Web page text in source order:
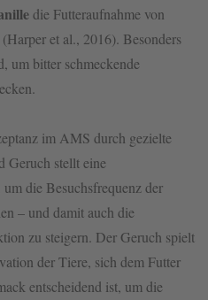
die Futteraufnahme von
et al., 2016). Besonders
um bitter schmeckende
im AMS durch gezielte
Geruch stellt eine
die Besuchsfrequenz der
– und damit auch die
zu steigern. Der Geruch spielt
der Tiere, sich dem Futter
entscheidend ist, um die